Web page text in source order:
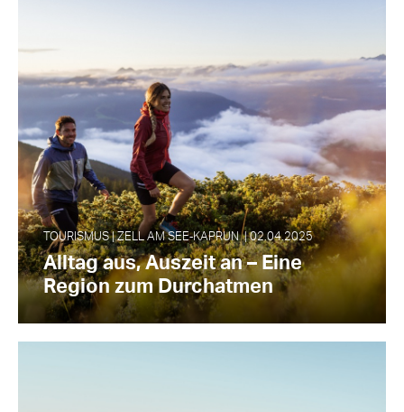
TOURISMUS | ZELL AM SEE‑KAPRUN | 02.04.2025
Alltag aus, Auszeit an – Eine
Region zum Durchatmen